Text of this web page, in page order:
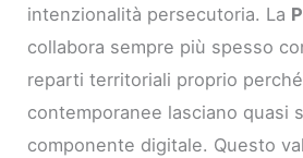
intenzionalità persecutoria. La
collabora sempre più spesso
reparti territoriali proprio
contemporanee lasciano quasi
componente digitale. Questo